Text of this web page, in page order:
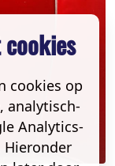
cookies op
analytisch-
Analytics-
Hieronder